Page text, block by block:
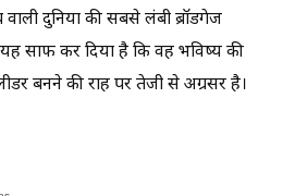
दुनिया की सबसे लंबी ब्रॉडगेज
यह साफ कर दिया है कि वह भविष्य की
बनने की राह पर तेजी से अग्रसर है।